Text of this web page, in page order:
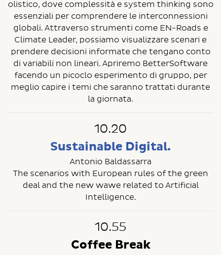
olistico, dove complessità e system thinking sono
essenziali per comprendere le interconnessioni
globali. Attraverso strumenti come EN-Roads e
Climate Leader, possiamo visualizzare scenari e
prendere decisioni informate che tengano conto
di variabili non lineari. Apriremo BetterSoftware
facendo un picoclo esperimento di gruppo, per
meglio capire i temi che saranno trattati durante
la giornata.
10.20
Sustainable Digital.
Antonio Baldassarra
The scenarios with European rules of the green
deal and the new wawe related to Artificial
Intelligence.
10.55
Coffee Break